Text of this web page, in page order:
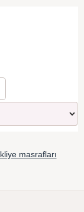
masrafları